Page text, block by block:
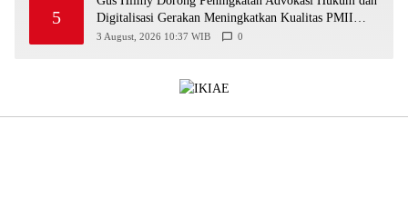
5
Digitalisasi Gerakan Meningkatkan Kualitas PMII
DIY
3 August, 2026 10:37 WIB 0